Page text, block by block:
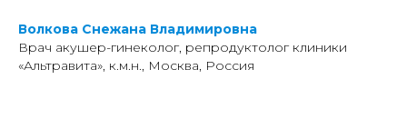
Волкова Снежана Владимировна
Врач акушер-гинеколог, репродуктолог клиники
«Альтравита», к.м.н., Москва, Россия